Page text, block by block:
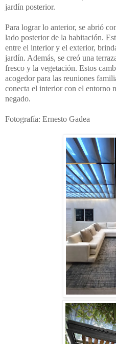
jardín posterior.
Para lograr lo anterior, se abrió
lado posterior de la habitación.
entre el interior y el exterior,
jardín. Además, se creó una
fresco y la vegetación. Estos
acogedor para las reuniones
conecta el interior con el entorno
negado.
Fotografía: Ernesto Gadea